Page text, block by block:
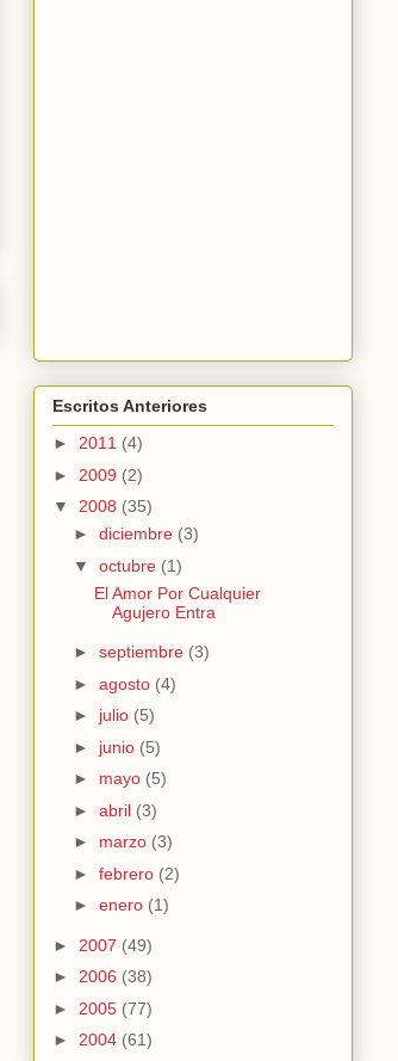
Escritos Anteriores
► 2011 (4)
► 2009 (2)
▼ 2008 (35)
► diciembre (3)
▼ octubre (1)
El Amor Por Cualquier
Agujero Entra
► septiembre (3)
► agosto (4)
► julio (5)
► junio (5)
► mayo (5)
► abril (3)
► marzo (3)
► febrero (2)
► enero (1)
► 2007 (49)
► 2006 (38)
► 2005 (77)
► 2004 (61)